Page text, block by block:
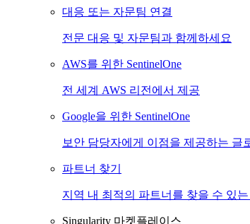
대응 또는 자문팀 연결
전문 대응 및 자문팀과 함께하세요
AWS를 위한 SentinelOne
전 세계 AWS 리전에서 제공
Google을 위한 SentinelOne
보안 담당자에게 이점을 제공하는 글
파트너 찾기
지역 내 최적의 파트너를 찾을 수 있
Singularity 마켓플레이스